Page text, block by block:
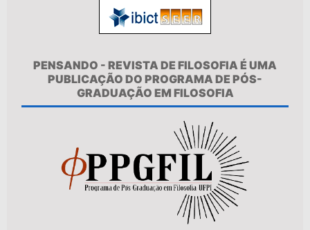
PENSANDO - REVISTA DE FILOSOFIA É UMA
PUBLICAÇÃO DO PROGRAMA DE PÓS-
GRADUAÇÃO EM FILOSOFIA